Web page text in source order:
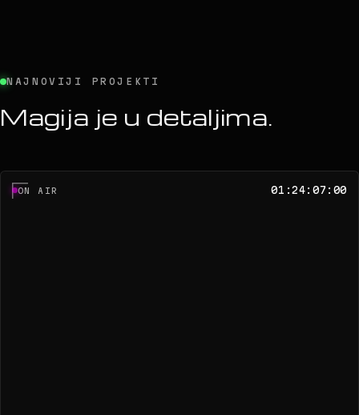
NAJNOVIJI PROJEKTI
Magija je u detaljima.
ON AIR 01:24:07:00